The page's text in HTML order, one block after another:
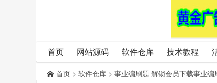
首页 网站源码 软件仓库 技术教程
首页 > 软件仓库 > 事业编刷题 解锁会员下载事业